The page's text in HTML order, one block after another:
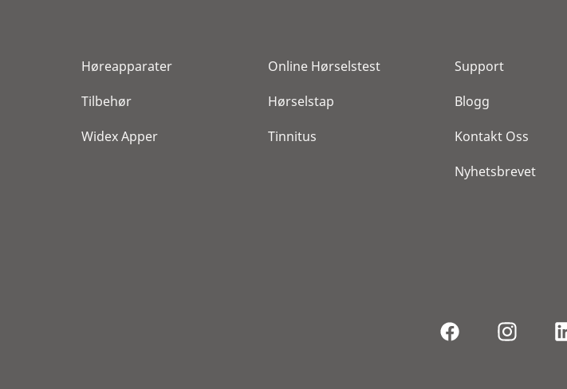
Høreapparater
Tilbehør
Widex Apper
Online Hørselstest
Hørselstap
Tinnitus
Support
Blogg
Kontakt Oss
Nyhetsbrevet